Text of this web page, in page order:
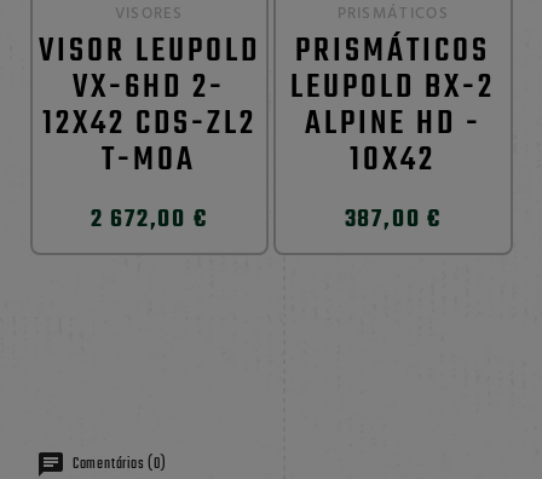
VISORES
VISOR LEUPOLD
VX-6HD 2-
12X42 CDS-ZL2
T-MOA
2 672,00 €
PRISMÁTICOS
PRISMÁTICOS
LEUPOLD BX-2
ALPINE HD -
10X42
387,00 €
Comentários (0)